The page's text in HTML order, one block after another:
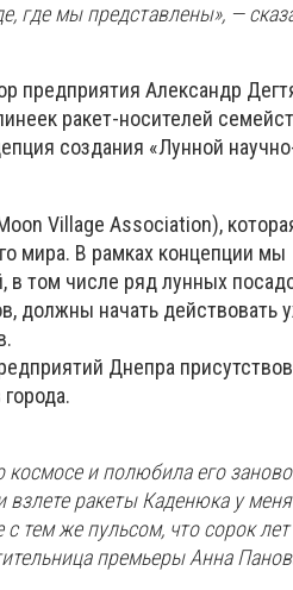
где мы представлены», —
предприятия Александр
ракет-носителей
создания «Лунной
Village Association),
мира. В рамках концепции мы
в том числе ряд лунных
должны начать действовать
Днепра
космосе и полюбила его
взлете ракеты Каденюка у
тем же пульсом, что сорок лет
премьеры Анна